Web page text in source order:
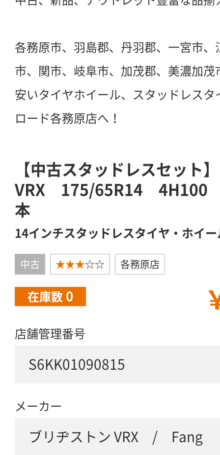
各務原市、羽島郡、丹羽郡、一宮市
市、関市、岐阜市、加茂郡、美濃加茂
安いタイヤホイール、スタッドレス
ロード各務原店へ！
【中古スタッドレスセット
VRX 175/65R14 4H100
本
14インチスタッドレスタイヤ・ホイ
中古 ★★★☆☆ 各務原店
在庫数 0
店舗管理番号
S6KK01090815
メーカー
ブリヂストン VRX / Fang